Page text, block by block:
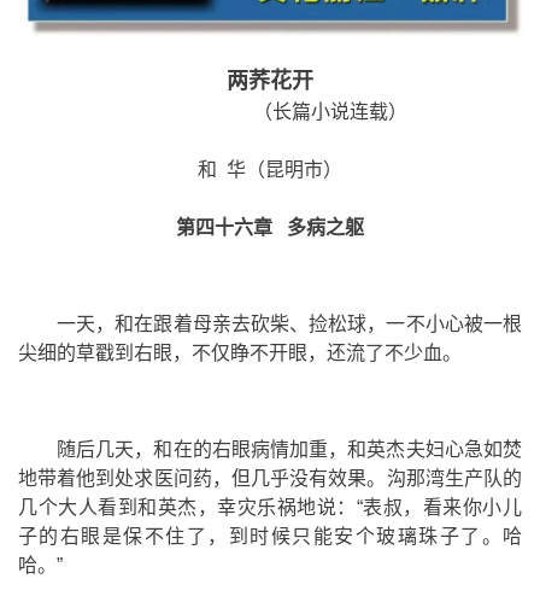
两荞花开
（长篇小说连载）
和 华（昆明市）
第四十六章 多病之躯
一天，和在跟着母亲去砍柴、捡松球，一不小心被一根
尖细的草戳到右眼，不仅睁不开眼，还流了不少血。
随后几天，和在的右眼病情加重，和英杰夫妇心急如焚
地带着他到处求医问药，但几乎没有效果。沟那湾生产队的
几个大人看到和英杰，幸灾乐祸地说：“表叔，看来你小儿
子的右眼是保不住了，到时候只能安个玻璃珠子了。哈
哈。”